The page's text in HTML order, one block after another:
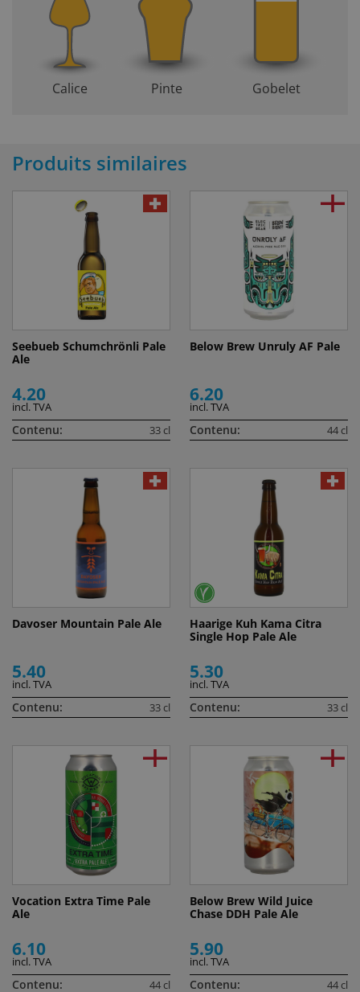
Calice Pinte Gobelet
Produits similaires
Seebueb Schumchrönli Pale
Ale
4.20
incl. TVA
Contenu: 33 cl
Below Brew Unruly AF Pale
6.20
incl. TVA
Contenu: 44 cl
Davoser Mountain Pale Ale
5.40
incl. TVA
Contenu: 33 cl
Haarige Kuh Kama Citra
Single Hop Pale Ale
5.30
incl. TVA
Contenu: 33 cl
Vocation Extra Time Pale
Ale
6.10
incl. TVA
Contenu: 44 cl
Below Brew Wild Juice
Chase DDH Pale Ale
5.90
incl. TVA
Contenu: 44 cl